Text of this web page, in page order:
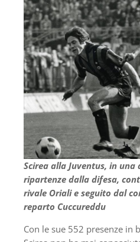
Scirea alla Juventus, in una
ripartenze dalla difesa,
rivale Oriali e seguito dal
reparto Cuccureddu
Con le sue 552 presenze in